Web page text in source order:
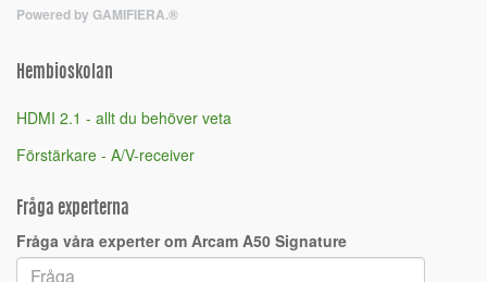
Powered by GAMIFIERA.®
Hembioskolan
HDMI 2.1 - allt du behöver veta
Förstärkare - A/V-receiver
Fråga experterna
Fråga våra experter om Arcam A50 Signature